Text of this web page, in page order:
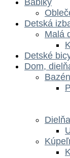
Bábiky
Detská
Malá
Detské
Dom,
Dielňa